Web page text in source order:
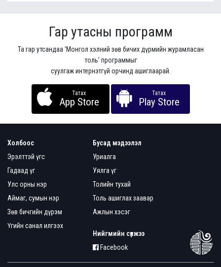
Гар утасны программ
Та гар утсандаа ‘Монгол хэлний зөв бичих дүрмийн журамласан
толь’ программыг
суулгаж интернэтгүй орчинд ашиглаарай.
Татах
App Store
Татах
Play Store
Холбоос
Эрэлттэй үгс
Гадаад үг
Улс орны нэр
Аймаг, сумын нэр
Зөв бичгийн дүрэм
Үгийн санал илгээх
Бусад мэдээлэл
Уриалга
Уялга үг
Толийн тухай
Толь ашиглах заавар
Ажлын хэсэг
Нийгмийн сүлжээ
Facebook